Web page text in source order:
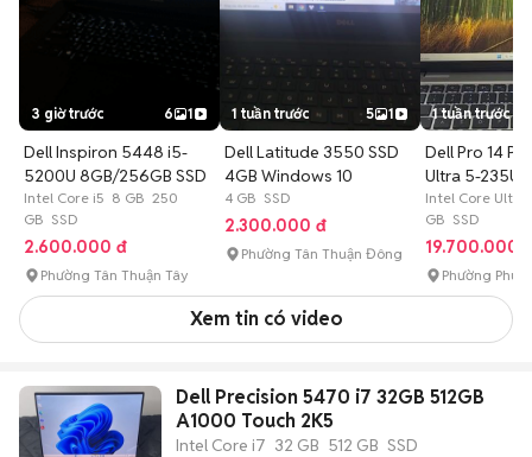
3 giờ trước 6 1
Dell Inspiron 5448 i5-
5200U 8GB/256GB SSD
Intel Core i5 8 GB 250
GB SSD
2.600.000 đ
Phường Tân Thuận Tây
1 tuần trước 5 1
Dell Latitude 3550 SSD
4GB Windows 10
4 GB SSD
2.300.000 đ
Phường Tân Thuận Đông
1 tuần trước
Dell Pro 14
Ultra 5-235U
512GB
Intel Core Ultra
GB SSD
19.700.000
Phường Phú
Xem tin có video
Dell Precision 5470 i7 32GB 512GB
A1000 Touch 2K5
Intel Core i7 32 GB 512 GB SSD